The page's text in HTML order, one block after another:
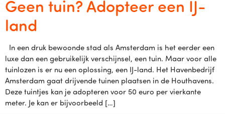
Geen tuin? Adopteer een IJ-
land
In een druk bewoonde stad als Amsterdam is het eerder een
luxe dan een gebruikelijk verschijnsel, een tuin. Maar voor alle
tuinlozen is er nu een oplossing, een IJ-land. Het Havenbedrijf
Amsterdam gaat drijvende tuinen plaatsen in de Houthavens.
Deze tuintjes kan je adopteren voor 50 euro per vierkante
meter. Je kan er bijvoorbeeld […]